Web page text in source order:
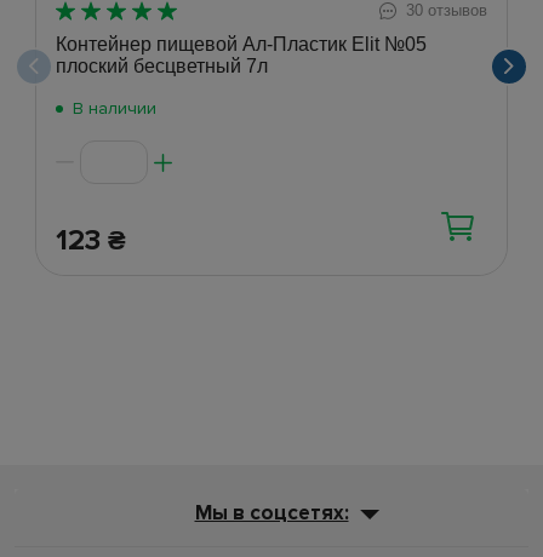
30 отзывов
Контейнер пищевой Ал-Пластик Elit №05
плоский бесцветный 7л
В наличии
123 ₴
Мы в соцсетях: